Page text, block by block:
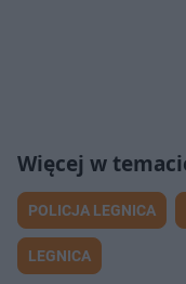
POLICJA LEGNICA
LEGNICA